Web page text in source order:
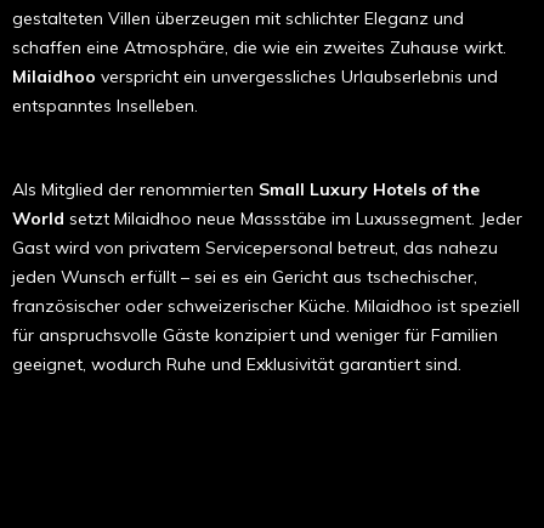
gestalteten Villen überzeugen mit schlichter Eleganz und
schaffen eine Atmosphäre, die wie ein zweites Zuhause wirkt.
Milaidhoo verspricht ein unvergessliches Urlaubserlebnis und
entspanntes Inselleben.
Als Mitglied der renommierten Small Luxury Hotels of the
World setzt Milaidhoo neue Massstäbe im Luxussegment. Jeder
Gast wird von privatem Servicepersonal betreut, das nahezu
jeden Wunsch erfüllt – sei es ein Gericht aus tschechischer,
französischer oder schweizerischer Küche. Milaidhoo ist speziell
für anspruchsvolle Gäste konzipiert und weniger für Familien
geeignet, wodurch Ruhe und Exklusivität garantiert sind.